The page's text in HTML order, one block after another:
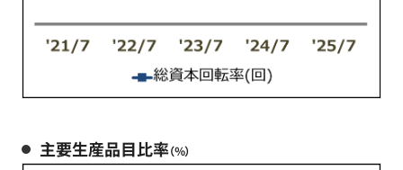
主要生産品目比率（％）